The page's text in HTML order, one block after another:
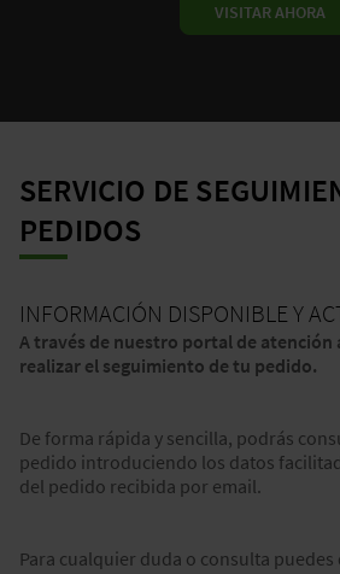
VISITAR AHORA
SERVICIO DE
PEDIDOS
INFORMACIÓN DISPONIBLE Y
A través de nuestro portal de atención
realizar el seguimiento de tu pedido.
De forma rápida y sencilla, podrás
pedido introduciendo los datos
del pedido recibida por email.
Para cualquier duda o consulta